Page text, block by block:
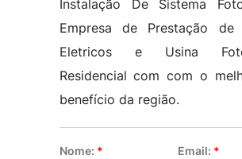
Instalação De Sistema
Empresa de Prestação de
Eletricos e Usina
Residencial com com o
benefício da região.
Nome: * Email: *